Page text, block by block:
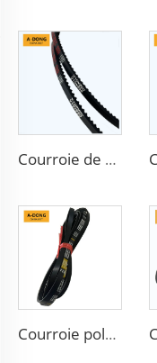
Courroie de transmission 13X900LA pour alternateur, courroie trapézoïdale avec dents en caoutchouc pour transmission par engrenages, courroie crantée pour dynamo
Courroie poly V nervurée 4pk665 pour Chevrolet Aveo